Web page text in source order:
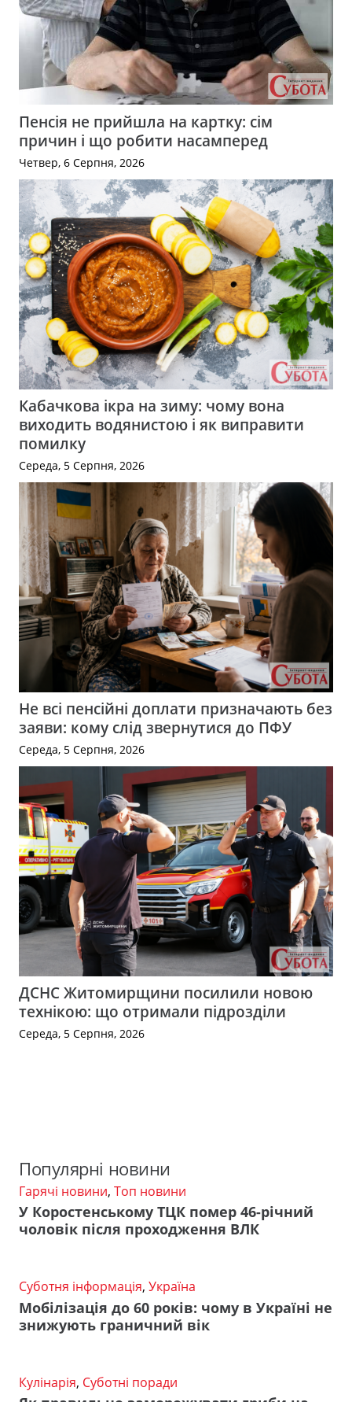
Пенсія не прийшла на картку: сім
причин і що робити насамперед
Четвер, 6 Серпня, 2026
Кабачкова ікра на зиму: чому вона
виходить водянистою і як виправити
помилку
Середа, 5 Серпня, 2026
Не всі пенсійні доплати призначають без
заяви: кому слід звернутися до ПФУ
Середа, 5 Серпня, 2026
ДСНС Житомирщини посилили новою
технікою: що отримали підрозділи
Середа, 5 Серпня, 2026
Популярні новини
Гарячі новини, Топ новини
У Коростенському ТЦК помер 46-річний
чоловік після проходження ВЛК
Суботня інформація, Україна
Мобілізація до 60 років: чому в Україні не
знижують граничний вік
Кулінарія, Суботні поради